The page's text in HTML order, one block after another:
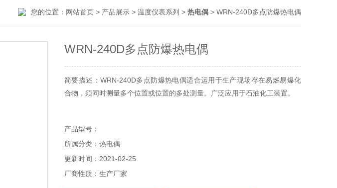
您的位置： 网站首页 > 产品展示 > 温度仪表系列 > 热电偶 > WRN-240D多点防爆热电偶
WRN-240D多点防爆热电偶
简要描述：WRN-240D多点防爆热电偶适合运用于生产现场存在易燃易爆化
合物，须同时测量多个位置或位置的多处测量。广泛应用于石油化工装置。
产品型号：
所属分类：热电偶
更新时间：2021-02-25
厂商性质：生产厂家